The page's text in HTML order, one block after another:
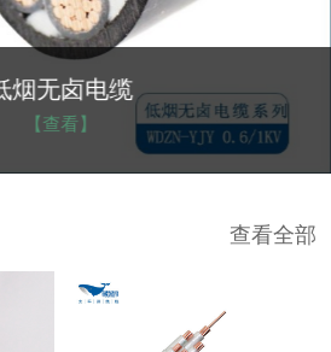
烟无卤电缆
【查看】
查看全部